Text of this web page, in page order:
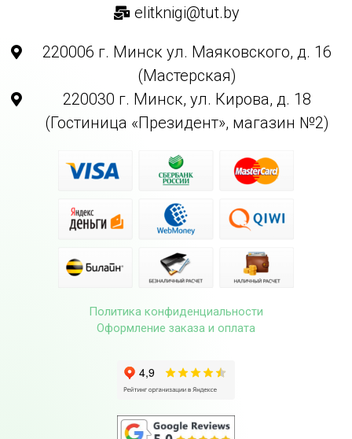
elitknigi@tut.by
220006 г. Минск ул. Маяковского, д. 16
(Мастерская)
220030 г. Минск, ул. Кирова, д. 18
(Гостиница «Президент», магазин №2)
Политика конфиденциальности
Оформление заказа и оплата